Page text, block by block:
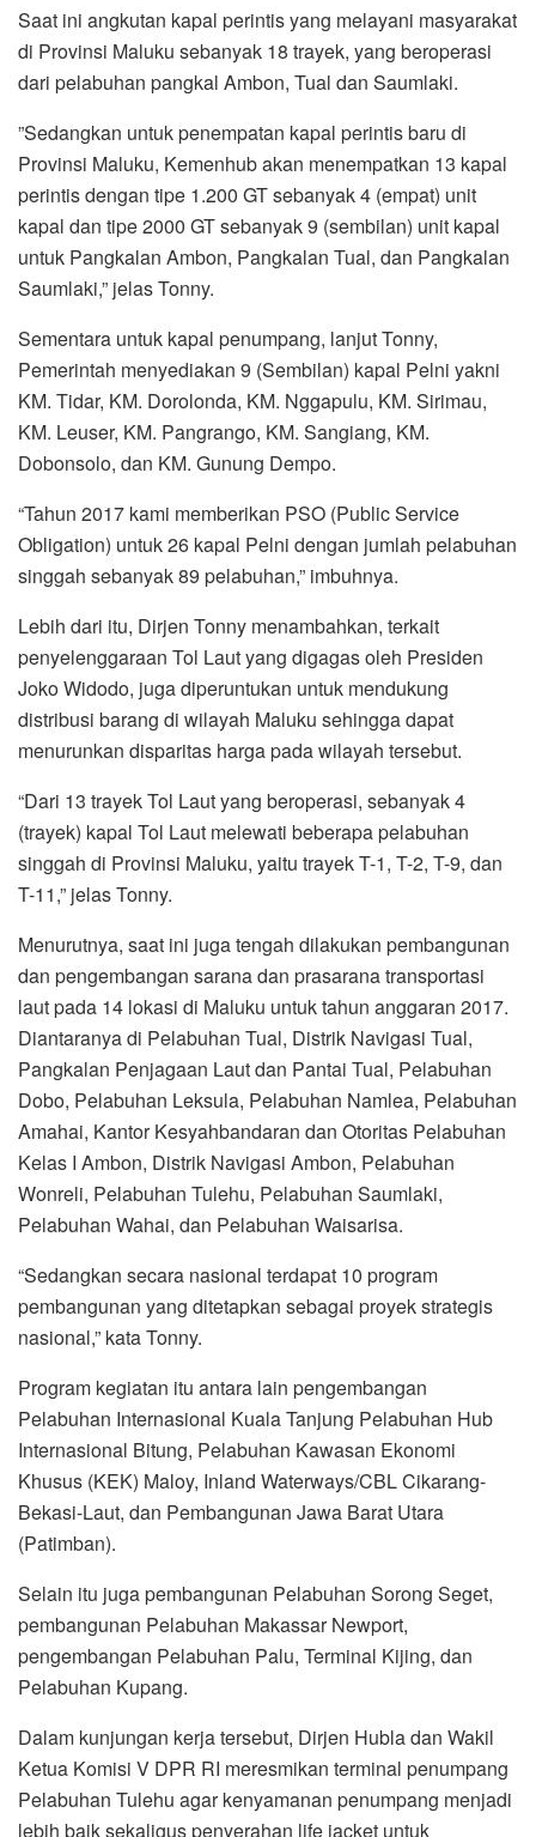
Saat ini angkutan kapal perintis yang melayani masyarakat
di Provinsi Maluku sebanyak 18 trayek, yang beroperasi
dari pelabuhan pangkal Ambon, Tual dan Saumlaki.
”Sedangkan untuk penempatan kapal perintis baru di
Provinsi Maluku, Kemenhub akan menempatkan 13 kapal
perintis dengan tipe 1.200 GT sebanyak 4 (empat) unit
kapal dan tipe 2000 GT sebanyak 9 (sembilan) unit kapal
untuk Pangkalan Ambon, Pangkalan Tual, dan Pangkalan
Saumlaki,” jelas Tonny.
Sementara untuk kapal penumpang, lanjut Tonny,
Pemerintah menyediakan 9 (Sembilan) kapal Pelni yakni
KM. Tidar, KM. Dorolonda, KM. Nggapulu, KM. Sirimau,
KM. Leuser, KM. Pangrango, KM. Sangiang, KM.
Dobonsolo, dan KM. Gunung Dempo.
“Tahun 2017 kami memberikan PSO (Public Service
Obligation) untuk 26 kapal Pelni dengan jumlah pelabuhan
singgah sebanyak 89 pelabuhan,” imbuhnya.
Lebih dari itu, Dirjen Tonny menambahkan, terkait
penyelenggaraan Tol Laut yang digagas oleh Presiden
Joko Widodo, juga diperuntukan untuk mendukung
distribusi barang di wilayah Maluku sehingga dapat
menurunkan disparitas harga pada wilayah tersebut.
“Dari 13 trayek Tol Laut yang beroperasi, sebanyak 4
(trayek) kapal Tol Laut melewati beberapa pelabuhan
singgah di Provinsi Maluku, yaitu trayek T-1, T-2, T-9, dan
T-11,” jelas Tonny.
Menurutnya, saat ini juga tengah dilakukan pembangunan
dan pengembangan sarana dan prasarana transportasi
laut pada 14 lokasi di Maluku untuk tahun anggaran 2017.
Diantaranya di Pelabuhan Tual, Distrik Navigasi Tual,
Pangkalan Penjagaan Laut dan Pantai Tual, Pelabuhan
Dobo, Pelabuhan Leksula, Pelabuhan Namlea, Pelabuhan
Amahai, Kantor Kesyahbandaran dan Otoritas Pelabuhan
Kelas I Ambon, Distrik Navigasi Ambon, Pelabuhan
Wonreli, Pelabuhan Tulehu, Pelabuhan Saumlaki,
Pelabuhan Wahai, dan Pelabuhan Waisarisa.
“Sedangkan secara nasional terdapat 10 program
pembangunan yang ditetapkan sebagai proyek strategis
nasional,” kata Tonny.
Program kegiatan itu antara lain pengembangan
Pelabuhan Internasional Kuala Tanjung Pelabuhan Hub
Internasional Bitung, Pelabuhan Kawasan Ekonomi
Khusus (KEK) Maloy, Inland Waterways/CBL Cikarang-
Bekasi-Laut, dan Pembangunan Jawa Barat Utara
(Patimban).
Selain itu juga pembangunan Pelabuhan Sorong Seget,
pembangunan Pelabuhan Makassar Newport,
pengembangan Pelabuhan Palu, Terminal Kijing, dan
Pelabuhan Kupang.
Dalam kunjungan kerja tersebut, Dirjen Hubla dan Wakil
Ketua Komisi V DPR RI meresmikan terminal penumpang
Pelabuhan Tulehu agar kenyamanan penumpang menjadi
lebih baik sekaligus penyerahan life jacket untuk